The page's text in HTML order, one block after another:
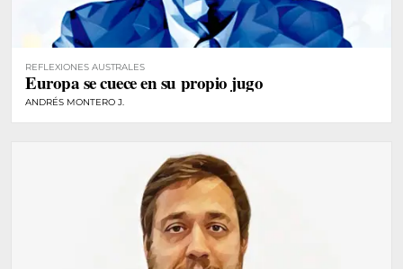
REFLEXIONES AUSTRALES
Europa se cuece en su propio jugo
ANDRÉS MONTERO J.